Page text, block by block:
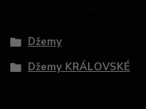
Džemy
Džemy KRÁLOVSKÉ